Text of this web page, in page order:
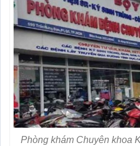
Phòng khám Chuyên khoa